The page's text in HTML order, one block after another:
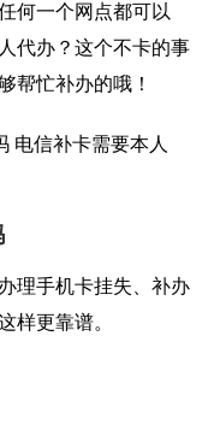
何一个网点都可以
代办？这个不卡的事
帮忙补办的哦！
理手机卡挂失、补办
样更靠谱。